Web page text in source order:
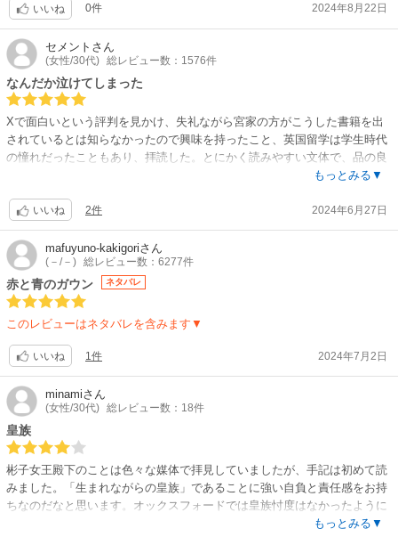
いいね 0件 2024年8月22日
セメント さん
(女性/30代) 総レビュー数：1576件
なんだか泣けてしまった
Xで面白いという評判を見かけ、失礼ながら宮家の方がこうした書籍を出
されているとは知らなかったので興味を持ったこと、英国留学は学生時代
の憧れだったこともあり、拝読した。とにかく読みやすい文体で、品の良
さを失わないながらもフランク。へぇー！となることもしばしばあり、英
ところは泣けてしまった。何がしかの努力を続けたことのある人にとって
は、分野は違えど、込み上げてくるものがあるのではないだろうか。続編
が欲しいなぁと思う作品です。
もっとみる▼
いいね 2件 2024年6月27日
mafuyuno-kakigoriさん
(－/－) 総レビュー数：6277件
赤と青のガウン ネタバレ
このレビューはネタバレを含みます▼
いいね 1件 2024年7月2日
minamiさん
(女性/30代) 総レビュー数：18件
皇族
彬子女王殿下のことは色々な媒体で拝見していましたが、手記は初めて読
みました。「生まれながらの皇族」であることに強い自負と責任感をお持
ちなのだなと思います。オックスフォードでは皇族忖度はなかったように
書かれてますが、論文の担当教授にあそこまで強い抗議ができるのは、そ
もっとみる▼